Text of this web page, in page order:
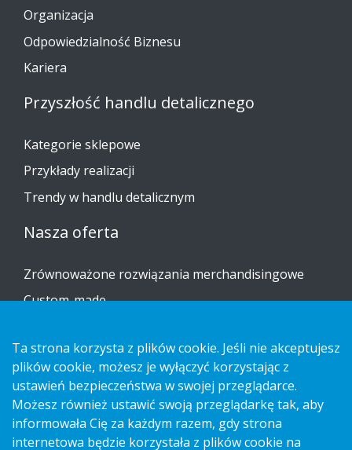
Organizacja
Odpowiedzialność Biznesu
Kariera
Przyszłość handlu detalicznego
Kategorie sklepowe
Przykłady realizacji
Trendy w handlu detalicznym
Nasza oferta
Zrównoważone rozwiązania merchandisingowe
Custom-made
Katalog
Skontaktuj się z nami
Informacja na temat ochrony prywatności
Ta strona korzysta z plików cookie. Jeśli nie akceptujesz
plików cookie, możesz je wyłączyć korzystając z
ustawień bezpieczeństwa w swojej przeglądarce.
Możesz również ustawić swoją przeglądarkę tak, aby
informowała Cię za każdym razem, gdy strona
internetowa będzie korzystała z plików cookie na